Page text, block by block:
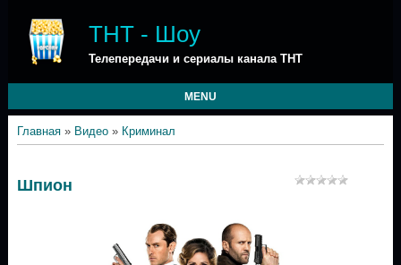
ТНТ - Шоу
Телепередачи и сериалы канала ТНТ
MENU
Главная» Видео» Криминал
Шпион